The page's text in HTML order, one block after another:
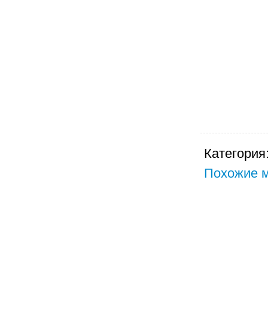
Похожие